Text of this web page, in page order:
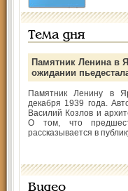
Тема дня
Памятник Ленина в
ожидании
Памятник Ленину в
декабря 1939 года.
Василий Козлов и
О том, что
рассказывается в
Видео